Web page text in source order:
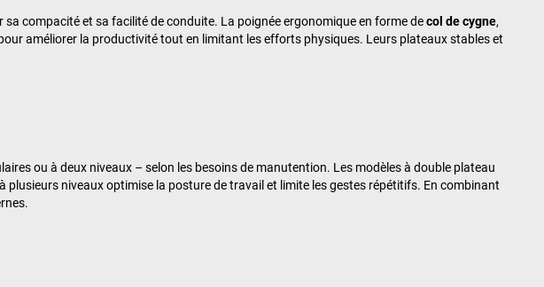
sa compacité et sa facilité de conduite. La poignée ergonomique en forme decol de cygne,
améliorer la productivité tout en limitant les efforts physiques. Leurs plateaux stables et
ou à deux niveaux – selon les besoins de manutention. Les modèles à double plateau
niveaux optimise la posture de travail et limite les gestes répétitifs. En combinant